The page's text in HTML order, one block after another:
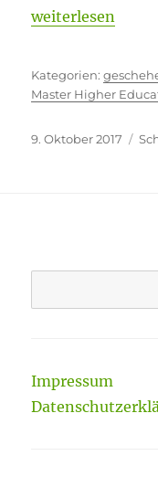
„Inhalte abholen“
weiterlesen
Master Higher
Veröffentlicht
9. Oktober 2017
Impressum